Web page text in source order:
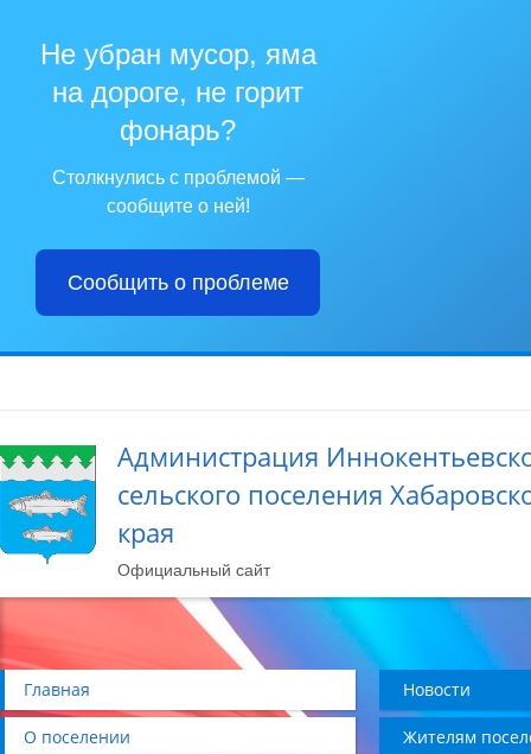
Не убран мусор, яма
на дороге, не горит
фонарь?
Столкнулись с проблемой —
сообщите о ней!
Сообщить о проблеме
Администрация
сельского поселения
края
Официальный сайт
Главная Новости
О поселении Жителям